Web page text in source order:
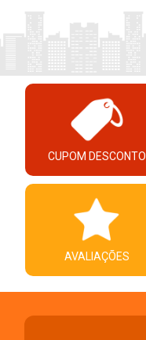
CUPOM DESCONTO
AVALIAÇÕES